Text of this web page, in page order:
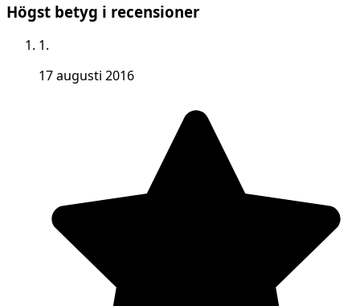
Högst betyg i recensioner
1.
17 augusti 2016